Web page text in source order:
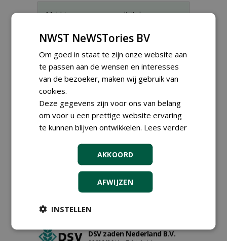
Meld je aan voor onze digitale
Proefveldmedewerker/
Chauffeur
landbouwmachines bij DSV
06-08-2026, Ven-Zelderheide
DSV zaden Nederland B.V.
NWST NeWSTories BV
Om goed in staat te zijn onze website aan
te passen aan de wensen en interesses
van de bezoeker, maken wij gebruik van
cookies.
Deze gegevens zijn voor ons van belang
om voor u een prettige website ervaring
te kunnen blijven ontwikkelen. Lees verder
AKKOORD
AFWIJZEN
INSTELLEN